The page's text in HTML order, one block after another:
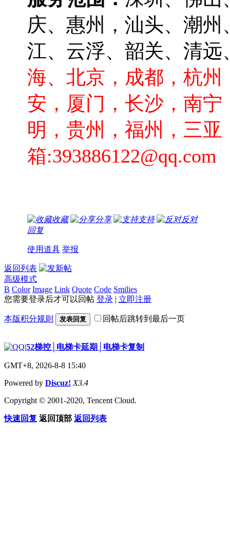
庆、惠州，汕头、潮
江、云浮、韶关、清
海、北京，成都，杭
安，厦门，长沙，南
明，贵州，福州 ，三亚
箱:393886122@qq.com
收藏 分享 支持
反对
回复
使用道具 举报
返回列表
高级模式
B Color Image Link Quote Code Smilies
您需要登录后才可以回帖 登录 | 立即注册
本版积分规则 发表回复 回帖后跳转到最后一页
|52梯控│电梯卡延期│电梯卡复制
GMT+8, 2026-8-8 15:40
Powered by Discuz! X3.4
Copyright © 2001-2020, Tencent Cloud.
快速回复 返回顶部 返回列表